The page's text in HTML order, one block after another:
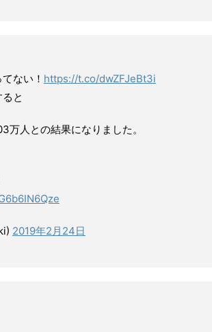
ない！ https://t.co/dwZFJeBt3i
と
万人との結果になりました。
2019年2月24日